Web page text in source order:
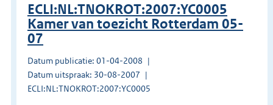
ECLI:NL:TNOKROT:2007:YC0005
Kamer van toezicht Rotterdam 05-
07
Datum publicatie: 01-04-2008
Datum uitspraak: 30-08-2007
ECLI:NL:TNOKROT:2007:YC0005